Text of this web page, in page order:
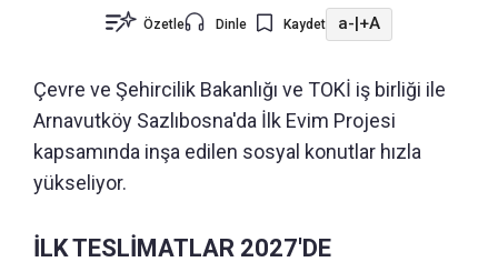
Özetle Dinle Kaydet a-|+A
Çevre ve Şehircilik Bakanlığı ve TOKİ iş birliği ile
Arnavutköy Sazlıbosna'da İlk Evim Projesi
kapsamında inşa edilen sosyal konutlar hızla
yükseliyor.
İLK TESLİMATLAR 2027'DE